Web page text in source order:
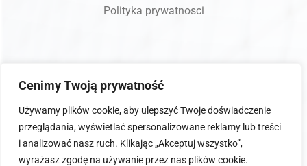
Cenimy Twoją prywatność
Używamy plików cookie, aby ulepszyć Twoje doświadczenie
przeglądania, wyświetlać spersonalizowane reklamy lub treści
i analizować nasz ruch. Klikając „Akceptuj wszystko”,
wyrażasz zgodę na używanie przez nas plików cookie.
Polityka prywatnosci
Copyright 2024 © BKS Bostik ZGO Bielsko-Biała.